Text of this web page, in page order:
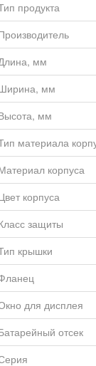
продукта
мм
мм
мм
материала
корпуса
корпуса
защиты
крышки
для дисплея
отсек